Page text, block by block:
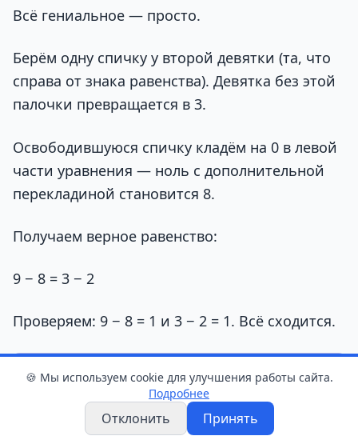
Всё гениальное — просто.
Берём одну спичку у второй девятки (та, что
справа от знака равенства). Девятка без этой
палочки превращается в 3.
Освободившуюся спичку кладём на 0 в левой
части уравнения — ноль с дополнительной
перекладиной становится 8.
Получаем верное равенство:
9 − 8 = 3 − 2
Проверяем: 9 − 8 = 1 и 3 − 2 = 1. Всё сходится.
🍪 Мы используем cookie для улучшения работы сайта.
Подробнее
Отклонить Принять